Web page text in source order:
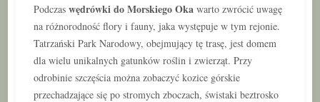
Podczas wędrówki do Morskiego Okawarto zwrócić uwagę
na różnorodność flory i fauny, jaka występuje w tym rejonie.
Tatrzański Park Narodowy, obejmujący tę trasę, jest domem
dla wielu unikalnych gatunków roślin i zwierząt. Przy
odrobinie szczęścia można zobaczyć kozice górskie
przechadzające się po stromych zboczach, świstaki beztrosko